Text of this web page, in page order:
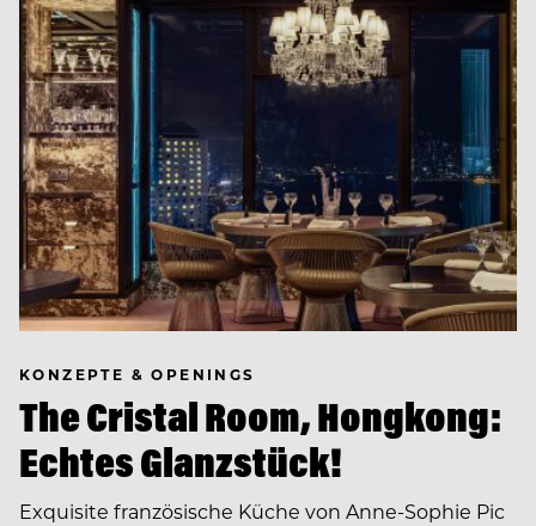
KONZEPTE & OPENINGS
The Cristal Room, Hongkong:
Echtes Glanzstück!
Exquisite französische Küche von Anne-Sophie Pic